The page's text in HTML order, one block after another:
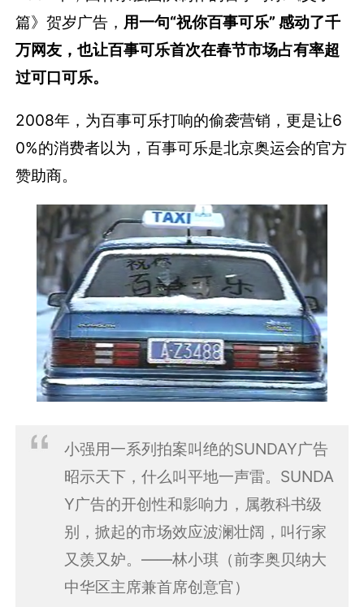
篇》贺岁广告， 用一句“祝你百事可乐” 感动了千
万网友，也让百事可乐首次在春节市场占有率超
过可口可乐。
2008年，为百事可乐打响的偷袭营销，更是让6
0%的消费者以为，百事可乐是北京奥运会的官方
赞助商。
小强用一系列拍案叫绝的SUNDAY广告
昭示天下，什么叫平地一声雷。SUNDA
Y广告的开创性和影响力，属教科书级
别，掀起的市场效应波澜壮阔，叫行家
又羡又妒。——林小琪（前李奥贝纳大
中华区主席兼首席创意官）